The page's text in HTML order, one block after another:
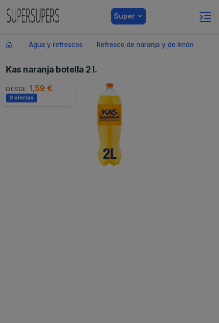
Super
Agua y refrescos Refresco de naranja y de limón
Kas naranja botella 2 l.
DESDE 1,59 €
0 ofertas